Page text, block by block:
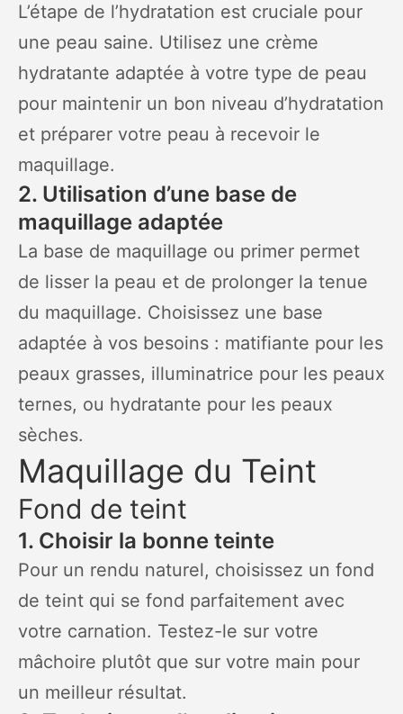
L’étape de l’hydratation est cruciale pour
une peau saine. Utilisez une crème
hydratante adaptée à votre type de peau
pour maintenir un bon niveau d’hydratation
et préparer votre peau à recevoir le
maquillage.
2. Utilisation d’une base de
maquillage adaptée
La base de maquillage ou primer permet
de lisser la peau et de prolonger la tenue
du maquillage. Choisissez une base
adaptée à vos besoins : matifiante pour les
peaux grasses, illuminatrice pour les peaux
ternes, ou hydratante pour les peaux
sèches.
Maquillage du Teint
Fond de teint
1. Choisir la bonne teinte
Pour un rendu naturel, choisissez un fond
de teint qui se fond parfaitement avec
votre carnation. Testez-le sur votre
mâchoire plutôt que sur votre main pour
un meilleur résultat.